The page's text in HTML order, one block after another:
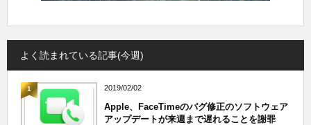
よく読まれている記事(今週)
1 2019/02/02
Apple、FaceTimeのバグ修正のソフトウェア
アップデートが来週まで遅れることを謝罪